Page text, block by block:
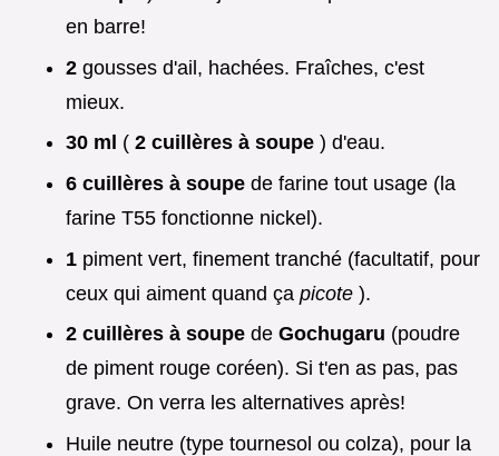
en barre!
2 gousses d'ail, hachées. Fraîches, c'est
mieux.
30 ml ( 2 cuillères à soupe ) d'eau.
6 cuillères à soupe de farine tout usage (la
farine T55 fonctionne nickel).
1 piment vert, finement tranché (facultatif, pour
ceux qui aiment quand ça picote ).
2 cuillères à soupe de Gochugaru (poudre
de piment rouge coréen). Si t'en as pas, pas
grave. On verra les alternatives après!
Huile neutre (type tournesol ou colza), pour la